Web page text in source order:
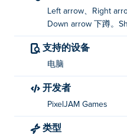
Left arrow、Right
Down arrow 下蹲。
支持的设备
电脑
开发者
PixelJAM Games
类型